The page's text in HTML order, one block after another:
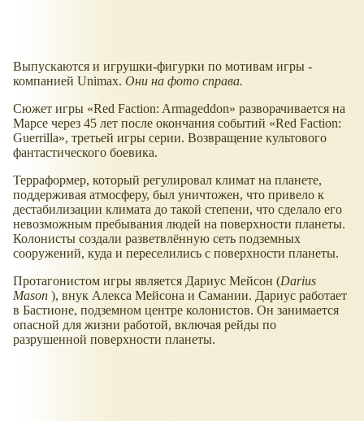
Выпускаются и игрушки-фигурки по мотивам игры -
компанией Unimax. Они на фото справа.
Сюжет игры
Red Faction: Armageddon
разворачивается на
Марсе через 45 лет после окончания событий
Red Faction:
Guerrilla , третьей игры серии. Возвращение культового
фантастического боевика.
Терраформер, который регулировал климат на планете,
поддерживая атмосферу, был уничтожен, что привело к
дестабилизации климата до такой степени, что сделало его
невозможным пребывания людей на поверхности планеты.
Колонисты создали разветвлённую сеть подземных
сооружений, куда и переселились с поверхности планеты.
Протагонистом игры является Дариус Мейсон (Darius
Mason ), внук Алекса Мейсона и Самании. Дариус работает
в Бастионе, подземном центре колонистов. Он занимается
опасной для жизни работой, включая рейды по
разрушенной поверхности планеты.